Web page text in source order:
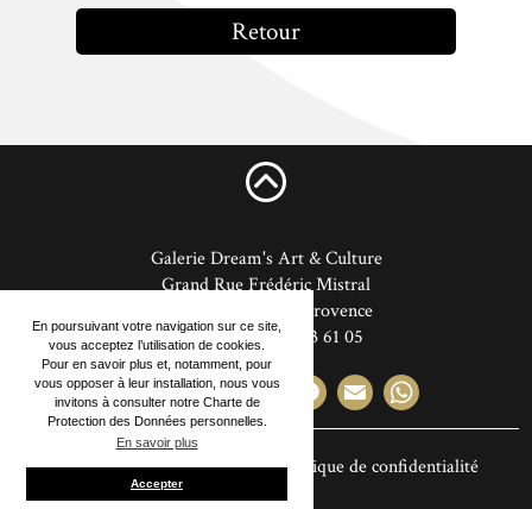
En poursuivant votre navigation sur ce site,
vous acceptez l’utilisation de cookies.
Pour en savoir plus et, notamment, pour
vous opposer à leur installation, nous vous
invitons à consulter notre Charte de
Protection des Données personnelles.
En savoir plus
Accepter
Retour
Galerie Dream's Art & Culture
Grand Rue Frédéric Mistral
Les Baux de Provence
00 33 (0)7 81 43 61 05
Partager la page
Accès Mentions Légales Politique de confidentialité